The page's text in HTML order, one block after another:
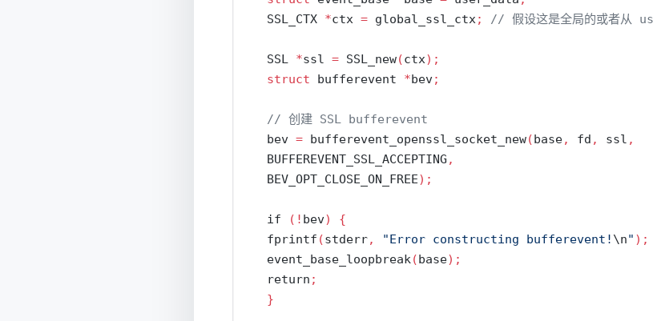
  SSL_CTX
*ctx = global_ssl_ctx; // 假设这是全局的或者从
  SSL
*ssl = SSL_new(ctx);
struct bufferevent *bev;
// 创建 SSL bufferevent
  bev
= bufferevent_openssl_socket_new( base, fd , ssl ,
  BUFFEREVENT_SSL_ACCEPTING
,
  BEV_OPT_CLOSE_ON_FREE
);
if (! bev)
{
  fprintf
(stderr, "Error constructing bufferevent! \n" );
  event_base_loopbreak
( base);
return ;
}